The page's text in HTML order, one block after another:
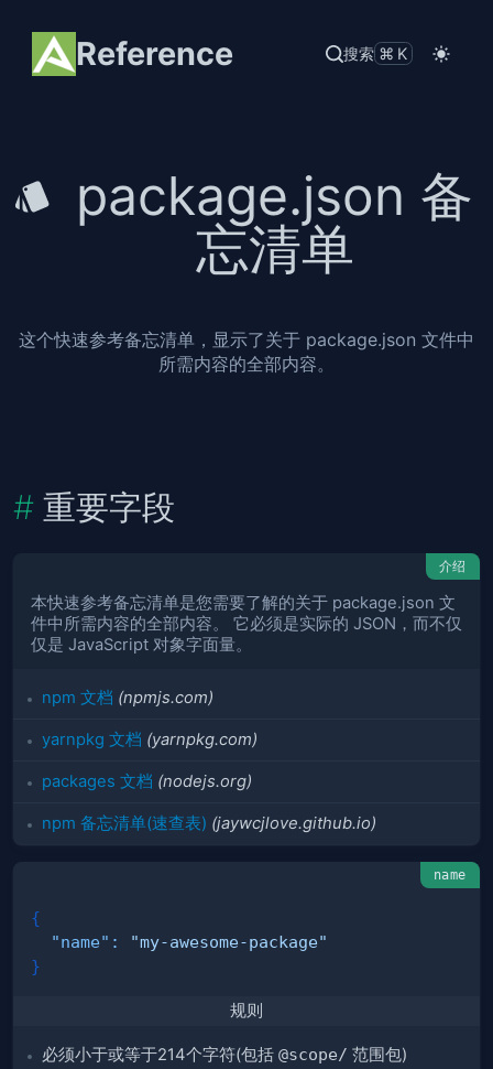
Reference 搜索 ⌘K
package.json 备
忘清单
这个快速参考备忘清单，显示了关于 package.json 文件中
所需内容的全部内容。
重要字段
介绍
本快速参考备忘清单是您需要了解的关于 package.json 文
件中所需内容的全部内容。 它必须是实际的 JSON，而不仅
仅是 JavaScript 对象字面量。
npm 文档 (npmjs.com)
yarnpkg 文档 (yarnpkg.com)
packages 文档 (nodejs.org)
npm 备忘清单(速查表) (jaywcjlove.github.io)
name
{
"name" :
"my-awesome-package"
}
规则
必须小于或等于214个字符(包括 @scope/ 范围包)